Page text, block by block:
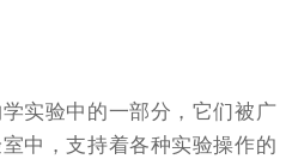
验中的一部分，它们被广
中，支持着各种实验操作的